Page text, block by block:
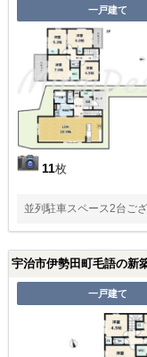
一戸建て
11枚
並列駐車スペース2台ご
宇治市伊勢田町毛語の新
一戸建て